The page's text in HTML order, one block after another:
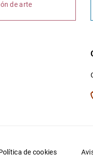
de arte
de cookies